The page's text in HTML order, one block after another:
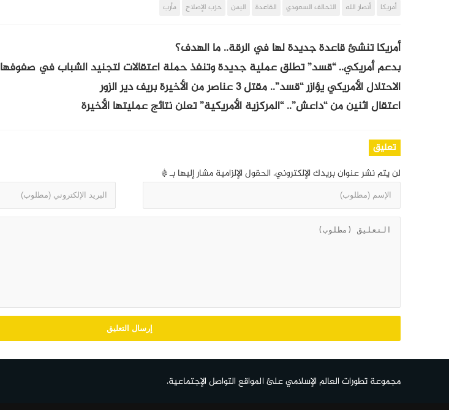
أمريكا أنصار الله التحالف السعودي القاعدة اليمن حزب الإصلاح مأرب
أمريكا تنشئ قاعدة جديدة لها في الرقة.. ما الهدف؟
بدعم أمريكي.. “قسد” تطلق عملية جديدة وتنفذ حملة اعتقالات لتجنيد الشباب في صفوفها
الاحتلال الأمريكي يؤازر “قسد”.. مقتل 3 عناصر من الأخيرة بريف دير الزور
اعتقال اثنين من “داعش”.. “المركزية الأمريكية” تعلن نتائج عمليتها الأخيرة
تعليق
لن يتم نشر عنوان بريدك الإلكتروني. الحقول الإلزامية مشار إليها بـ*
مجموعة تطورات العالم الإسلامي علئ المواقع التواصل الإجتماعية.